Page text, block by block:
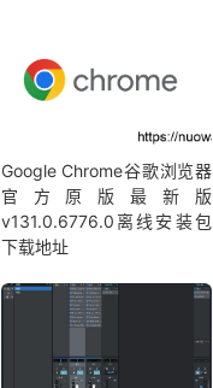
Google Chrome谷歌浏览器
官方原版最新版
v131.0.6776.0离线安装包
下载地址